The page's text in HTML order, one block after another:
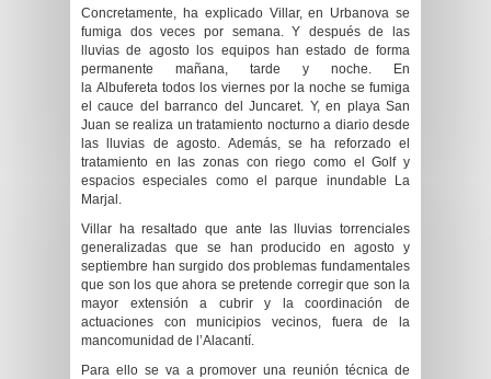
Concretamente, ha explicado Villar, en Urbanovase
fumiga dos veces por semana. Y después de las
lluvias de agosto los equipos han estado de forma
permanente mañana, tarde y noche.
En
la Albufereta todos los viernes por la noche se fumiga
el cauce del barranco del Juncaret. Y, en playa San
Juan se realiza un tratamiento nocturno a diario desde
las lluvias de agosto. Además, se ha reforzado el
tratamiento en las zonas con riego como el Golf y
espacios especiales como el parque inundable La
Marjal.
Villar ha resaltado que ante las lluvias torrenciales
generalizadas que se han producido en agosto y
septiembre han surgido dos problemas fundamentales
que son los que ahora se pretende corregir que son l a
mayor extensión a cubrir y la coordinación de
actuaciones con municipios vecinos, fuera de la
mancomunidad de l’Alacantí.
Para ello se va apromover una reunión técnica de